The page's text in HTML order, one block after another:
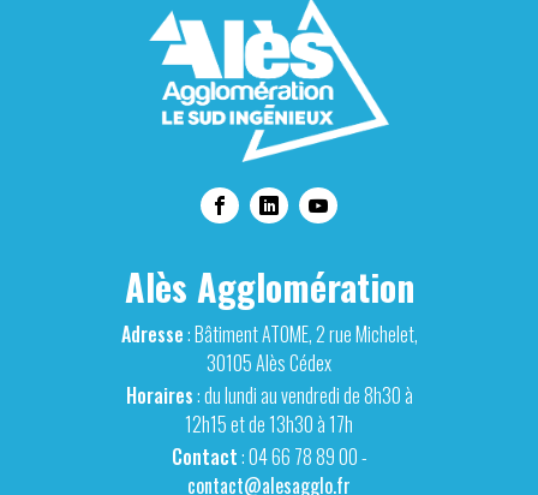
Alès Agglomération
Adresse: Bâtiment ATOME, 2 rue Michelet,
30105 Alès Cédex
Horaires: du lundi au vendredi de 8h30 à
12h15 et de 13h30 à 17h
Contact: 04 66 78 89 00 -
contact@alesagglo.fr